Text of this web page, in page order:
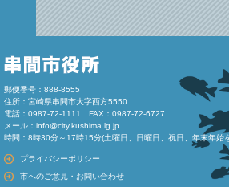
郵便番号：888-8555
住所：宮崎県串間市大字西方5550
電話：0987-72-1111 FAX：0987-72-6727
メール： info@city.kushima.lg.jp
時間：8時30分～17時15分(土曜日、日曜日、祝日、年末年始
プライバシーポリシー
市へのご意見・お問い合わせ